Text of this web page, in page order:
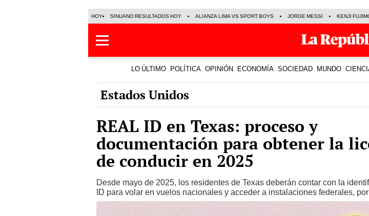
HOY SINUANO RESULTADOS HOY ALIANZA LIMA VS SPORT BOYS JORGE MESSI KENJI
LO ÚLTIMO POLÍTICA OPINIÓN ECONOMÍA SOCIEDAD MUNDO
Estados Unidos
REAL ID en Texas: proceso y
documentación para obtener la
de conducir en 2025
Desde mayo de 2025, los residentes de Texas deberán contar con la
ID para volar en vuelos nacionales y acceder a instalaciones federales,